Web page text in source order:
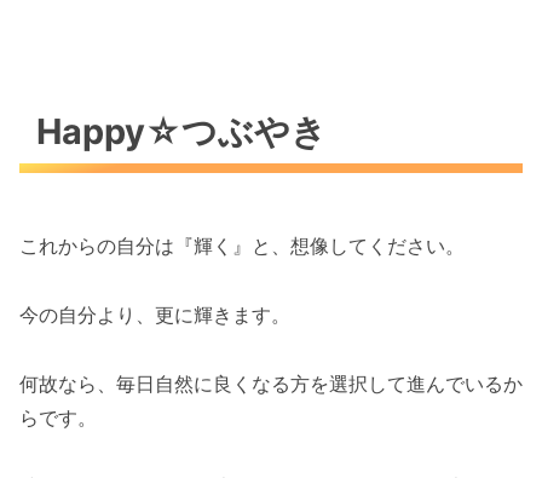
Happy☆つぶやき
これからの自分は『輝く』と、想像してください。
今の自分より、更に輝きます。
何故なら、毎日自然に良くなる方を選択して進んでいるか
らです。